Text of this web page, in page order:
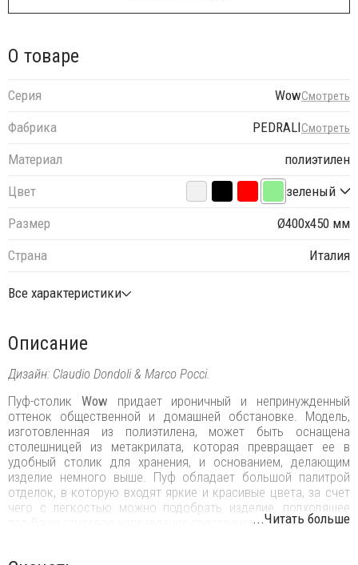
О товаре
Серия WowСмотреть
Фабрика PEDRALIСмотреть
Материал
полиэтилен
Цвет
зеленый
Размер
Ø400х450 мм
Страна
Италия
Все характеристики
Описание
Дизайн: Claudio Dondoli & Marco Pocci.
Пуф-столик Wow придает ироничный и непринужденный
оттенок общественной и домашней обстановке. Модель,
изготовленная из полиэтилена, может быть оснащена
столешницей из метакрилата, которая превращает ее в
удобный столик для хранения, и основанием, делающим
изделие немного выше. Пуф обладает большой палитрой
отделок, в которую входят яркие и красивые цвета, за счет
чего с легкостью можно подобрать изделие, подходящее
под Ваше стилевое направление пространства....Читать больше